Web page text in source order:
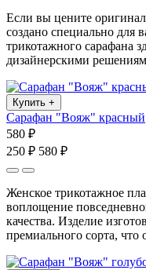
Если вы цените
создано специально для
трикотажного сарафана
дизайнерскими
Купить +
Сарафан "Вояж" красный
580 ₽
250 ₽ 580 ₽
Женское трикотажное
воплощение
качества. Изделие
премиального сорта, что